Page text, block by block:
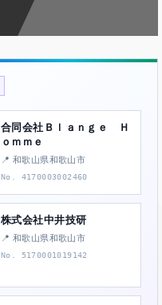
合同会社Ｂｌａｎｇｅ Ｈ
ｏｍｍｅ
📍 和歌山県和歌山市
No. 4170003002460
株式会社中井技研
📍 和歌山県和歌山市
No. 5170001019142